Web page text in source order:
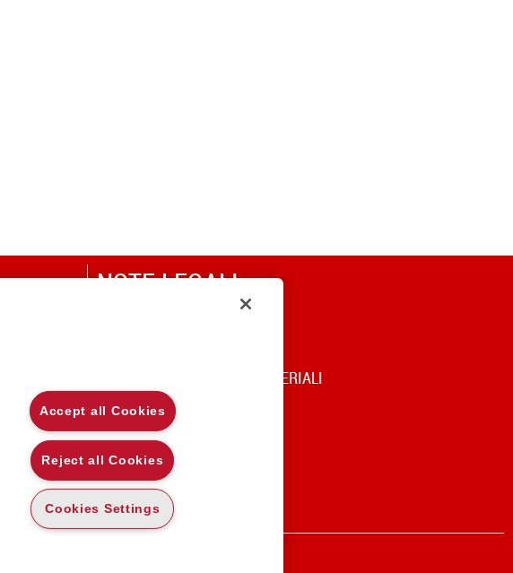
NOTE LEGALI
CODICE DI UTILIZZO DEI MATERIALI
Accept all Cookies
Reject all Cookies
Cookies Settings